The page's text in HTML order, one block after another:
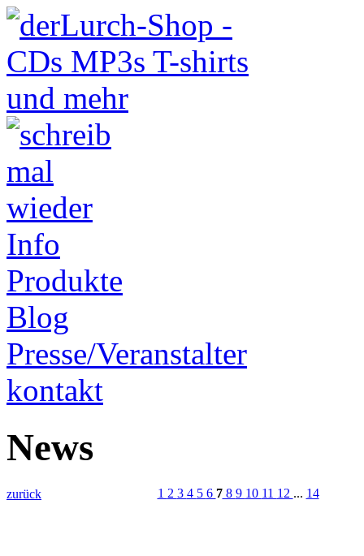
Info
Produkte
Blog
Presse/Veranstalter
kontakt
News
zurück 1 2 3 4 5 6 78 9 10 11 12 ... 14